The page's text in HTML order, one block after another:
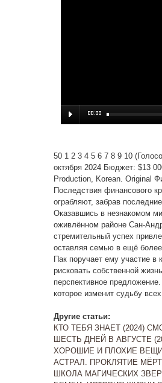
50 1 2 3 4 5 6 7 8 9 10
октября 2024 Бюджет: $13
Production, Korean. Original
Последствия финансового
ограбляют, забрав
Оказавшись в незнакомом
оживлённом районе Сан-
стремительный успех
оставляя семью в ещё
Пак поручает ему участие в
рисковать собственной
перспективное
которое изменит судьбу
Другие статьи:
КТО ТЕБЯ ЗНАЕТ (2024)
ШЕСТЬ ДНЕЙ В АВГУСТЕ
ХОРОШИЕ И ПЛОХИЕ ВЕЩИ
АСТРАЛ. ПРОКЛЯТИЕ
ШКОЛА МАГИЧЕСКИХ